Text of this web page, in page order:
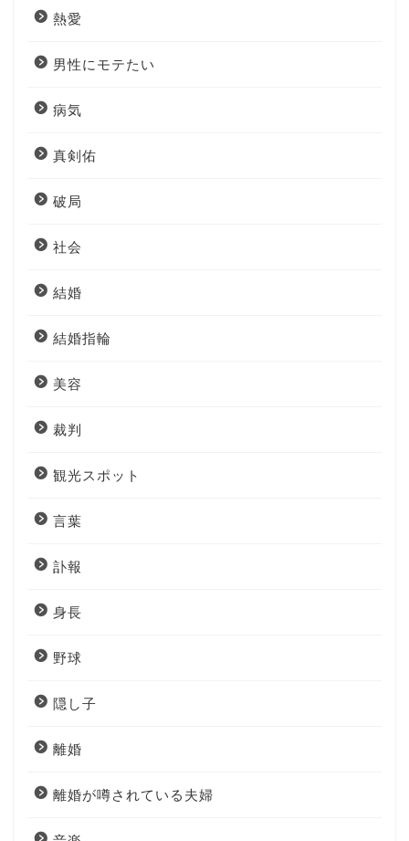
熱愛
男性にモテたい
病気
真剣佑
破局
社会
結婚
結婚指輪
美容
裁判
観光スポット
言葉
訃報
身長
野球
隠し子
離婚
離婚が噂されている夫婦